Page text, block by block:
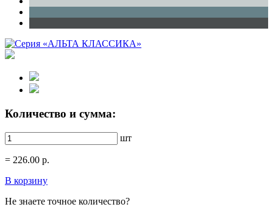
Количество и сумма:
шт
= 226.00 р.
В корзину
Не знаете точное количество?